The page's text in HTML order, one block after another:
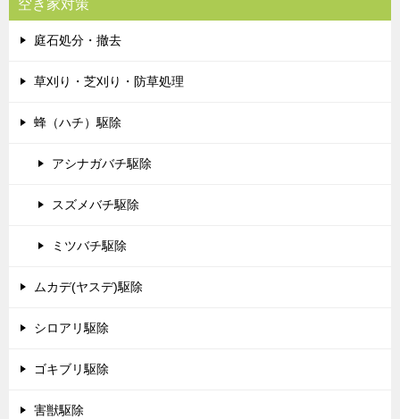
空き家対策
庭石処分・撤去
草刈り・芝刈り・防草処理
蜂（ハチ）駆除
アシナガバチ駆除
スズメバチ駆除
ミツバチ駆除
ムカデ(ヤスデ)駆除
シロアリ駆除
ゴキブリ駆除
害獣駆除